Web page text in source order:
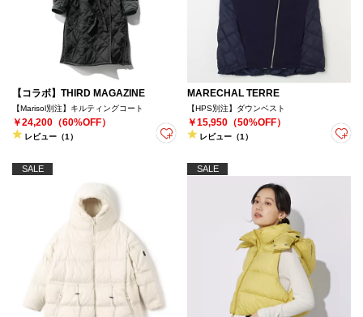
【コラボ】THIRD MAGAZINE
【Marisol別注】キルティングコート
￥24,200（60%OFF）
レビュー（1）
MARECHAL TERRE
【HPS別注】ダウンベスト
￥15,950（50%OFF）
レビュー（1）
SALE SALE